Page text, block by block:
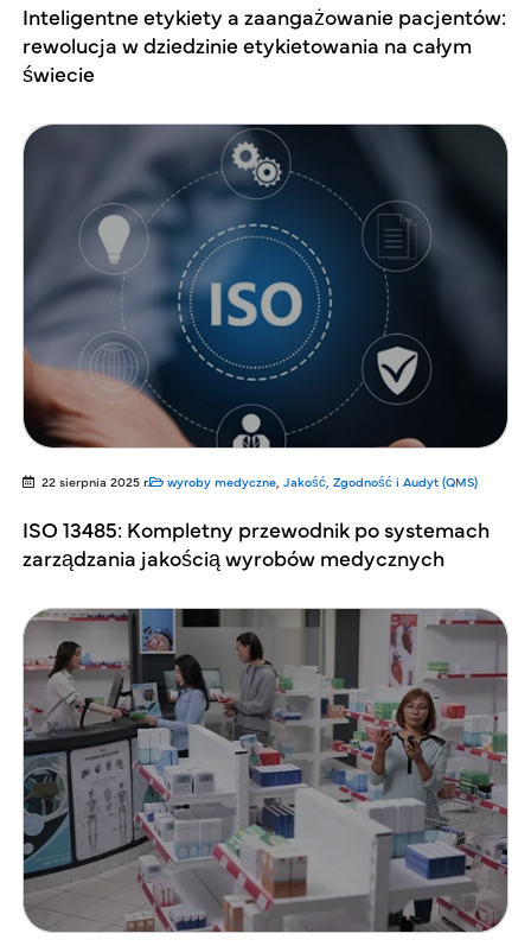
Inteligentne etykiety a zaangażowanie pacjentów:
rewolucja w dziedzinie etykietowania na całym
świecie
22 sierpnia 2025 r. wyroby medyczne, Jakość, Zgodność i Audyt (QMS)
ISO 13485: Kompletny przewodnik po systemach
zarządzania jakością wyrobów medycznych